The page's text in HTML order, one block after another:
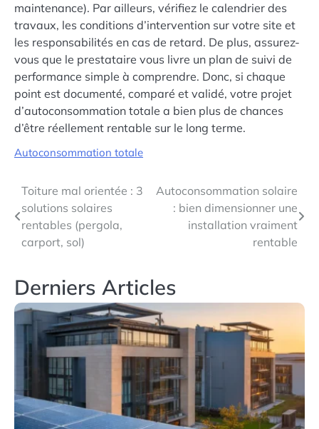
maintenance). Par ailleurs, vérifiez le calendrier des
travaux, les conditions d’intervention sur votre site et
les responsabilités en cas de retard. De plus, assurez-
vous que le prestataire vous livre un plan de suivi de
performance simple à comprendre. Donc, si chaque
point est documenté, comparé et validé, votre projet
d’autoconsommation totale a bien plus de chances
d’être réellement rentable sur le long terme.
Autoconsommation totale
Navigation
de
l’article
Toiture mal orientée : 3
solutions solaires
rentables (pergola,
carport, sol)
Autoconsommation solaire
: bien dimensionner une
installation vraiment
rentable
Derniers Articles